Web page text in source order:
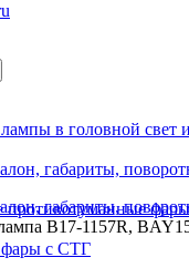
в головной
габариты,
противотуманные фары
с СТГ
габариты,
B17-1157R,